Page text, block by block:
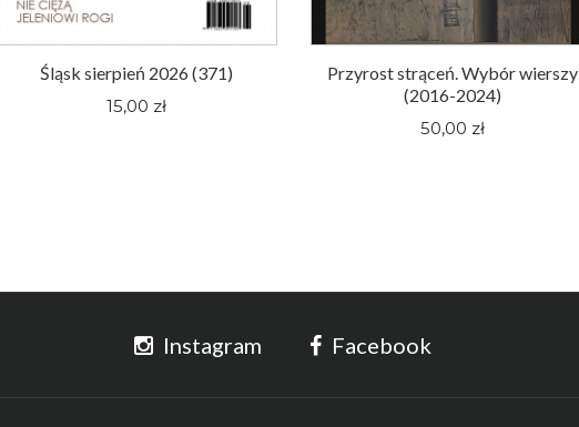
Śląsk sierpień 2026 (371)
15,00 zł
Przyrost strąceń. Wybór wierszy
(2016-2024)
50,00 zł
Instagram Facebook